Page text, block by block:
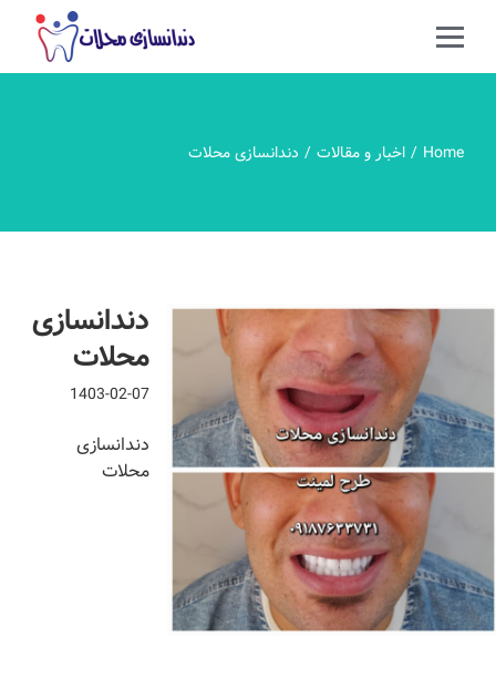
Home اخبار و مقالات دندانسازی محلات
دندانسازی
محلات
1403-02-07
دندانسازی
محلات